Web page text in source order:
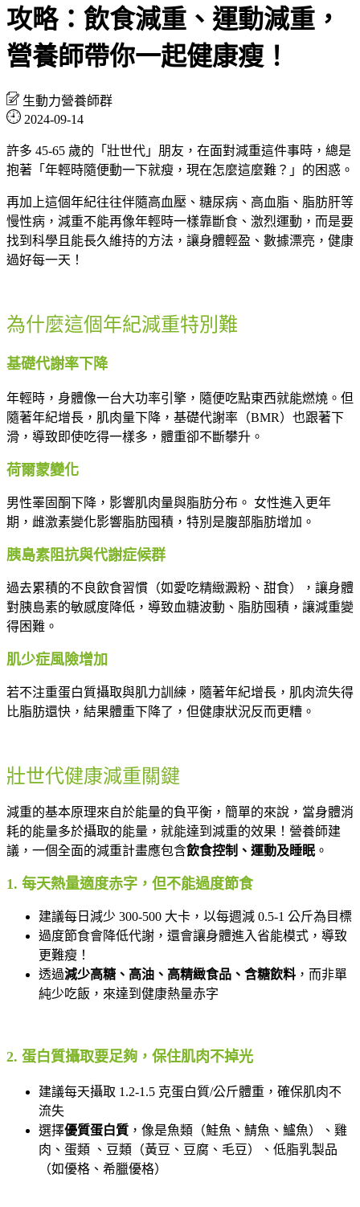
攻略：飲食減重、運動減重，
營養師帶你一起健康瘦！
生動力營養師群
2024-09-14
許多 45-65 歲的「壯世代」朋友，在面對減重這件事時，總是
抱著「年輕時隨便動一下就瘦，現在怎麼這麼難？」的困惑。
再加上這個年紀往往伴隨高血壓、糖尿病、高血脂、脂肪肝等
慢性病，減重不能再像年輕時一樣靠斷食、激烈運動，而是要
找到科學且能長久維持的方法，讓身體輕盈、數據漂亮，健康
過好每一天！
為什麼這個年紀減重特別難
基礎代謝率下降
年輕時，身體像一台大功率引擎，隨便吃點東西就能燃燒。但
隨著年紀增長，肌肉量下降，基礎代謝率（BMR）也跟著下
滑，導致即使吃得一樣多，體重卻不斷攀升。
荷爾蒙變化
男性睪固酮下降，影響肌肉量與脂肪分布。 女性進入更年
期，雌激素變化影響脂肪囤積，特別是腹部脂肪增加。
胰島素阻抗與代謝症候群
過去累積的不良飲食習慣（如愛吃精緻澱粉、甜食），讓身體
對胰島素的敏感度降低，導致血糖波動、脂肪囤積，讓減重變
得困難。
肌少症風險增加
若不注重蛋白質攝取與肌力訓練，隨著年紀增長，肌肉流失得
比脂肪還快，結果體重下降了，但健康狀況反而更糟。
壯世代健康減重關鍵
減重的基本原理來自於能量的負平衡，簡單的來說，當身體消
耗的能量多於攝取的能量，就能達到減重的效果！營養師建
議，一個全面的減重計畫應包含飲食控制、運動及睡眠。
1. 每天熱量適度赤字，但不能過度節食
建議每日減少 300-500 大卡，以每週減 0.5-1 公斤為目標
過度節食會降低代謝，還會讓身體進入省能模式，導致
更難瘦！
透過減少高糖、高油、高精緻食品、含糖飲料 ，而非單
純少吃飯，來達到健康熱量赤字
2. 蛋白質攝取要足夠，保住肌肉不掉光
建議每天攝取 1.2-1.5 克蛋白質/公斤體重，確保肌肉不
流失
選擇優質蛋白質 ，像是魚類（鮭魚、鯖魚、鱸魚）、雞
肉、蛋類 、豆類（黃豆、豆腐、毛豆）、低脂乳製品
（如優格、希臘優格）